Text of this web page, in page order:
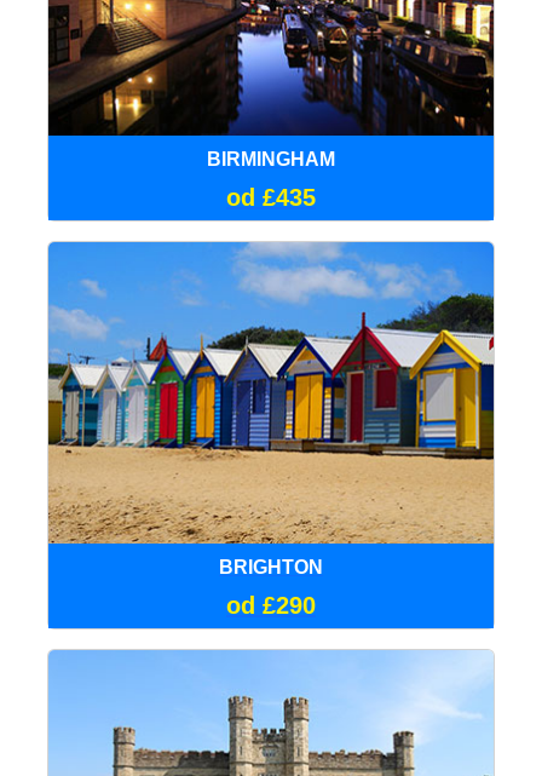
BIRMINGHAM
od £435
BRIGHTON
od £290